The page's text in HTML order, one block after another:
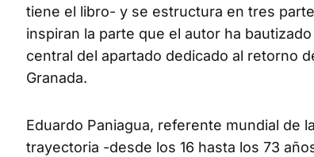
tiene el libro- y se estructura en tres
inspiran la parte que el autor ha
central del apartado dedicado al retorno
Granada.
Eduardo Paniagua, referente mundial de
trayectoria -desde los 16 hasta los 73